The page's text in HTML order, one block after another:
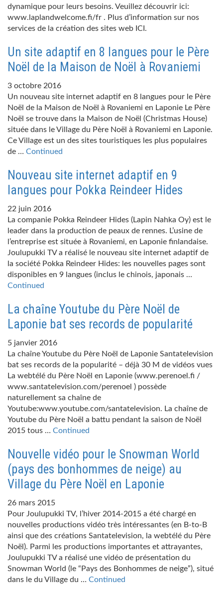
dynamique pour leurs besoins. Veuillez découvrir ici:
www.laplandwelcome.fi/fr . Plus d’information sur nos
services de la création des sites web ICI.
Un site adaptif en 8 langues pour le Père
Noël de la Maison de Noël à Rovaniemi
3 octobre 2016
Un nouveau site internet adaptif en 8 langues pour le Père
Noël de la Maison de Noël à Rovaniemi en Laponie Le Père
Noël se trouve dans la Maison de Noël (Christmas House)
située dans le Village du Père Noël à Rovaniemi en Laponie.
Ce Village est un des sites touristiques les plus populaires
de … Continued
Nouveau site internet adaptif en 9
langues pour Pokka Reindeer Hides
22 juin 2016
La companie Pokka Reindeer Hides (Lapin Nahka Oy) est le
leader dans la production de peaux de rennes. L’usine de
l’entreprise est située à Rovaniemi, en Laponie finlandaise.
Joulupukki TV a réalisé le nouveau site internet adaptif de
la société Pokka Reindeer Hides: les nouvelles pages sont
disponibles en 9 langues (inclus le chinois, japonais …
Continued
La chaîne Youtube du Père Noël de
Laponie bat ses records de popularité
5 janvier 2016
La chaîne Youtube du Père Noël de Laponie Santatelevision
bat ses records de la popularité – déjà 30 M de vidéos vues
La webtélé du Père Noël en Laponie (www.perenoel.fi /
www.santatelevision.com/perenoel ) possède
naturellement sa chaîne de
Youtube:www.youtube.com/santatelevision. La chaîne de
Youtube du Père Noël a battu pendant la saison de Noël
2015 tous … Continued
Nouvelle vidéo pour le Snowman World
(pays des bonhommes de neige) au
Village du Père Noël en Laponie
26 mars 2015
Pour Joulupukki TV, l’hiver 2014-2015 a été chargé en
nouvelles productions vidéo très intéressantes (en B-to-B
ainsi que des créations Santatelevision, la webtélé du Père
Noël). Parmi les productions importantes et attrayantes,
Joulupukki TV a réalisé une vidéo de présentation du
Snowman World (le “Pays des Bonhommes de neige”), situé
dans le du Village du … Continued